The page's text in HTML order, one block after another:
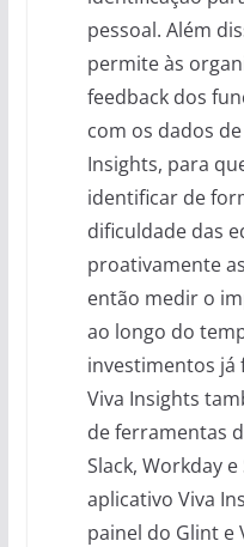
pessoal. Além
permite às
feedback dos
com os dados
Insights, para
identificar de
dificuldade das
proativamente
então medir o
ao longo do
investimentos já
Viva Insights
de ferramentas
Slack, Workday e
aplicativo Viva
painel do Glint e